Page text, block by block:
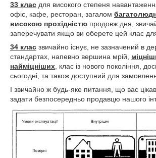
33 клас для високого степеня
офіс, кафе, ресторан, загалом
високою прохідністю продовж дня,
заперечувати якщо ви оберете цей клас
34 клас звичайно існує, не зазначений в
стандартах, напевно вершина мрій,
найміцніших , клас із нового покоління,
сьогодні, та також доступний для
І звичайно ж будь-яке питання, що вас
задати безпосередньо продавцю нашого